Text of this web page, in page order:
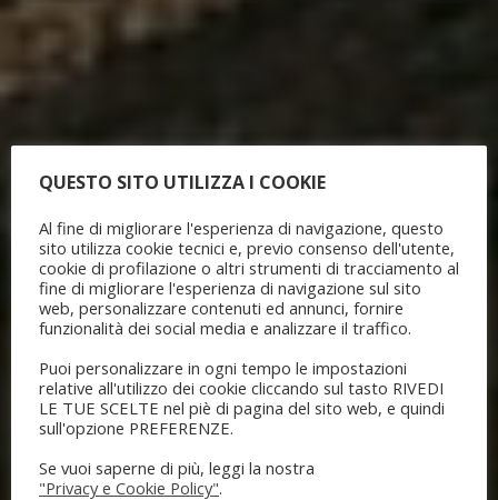
QUESTO SITO UTILIZZA I COOKIE
Al fine di migliorare l'esperienza di navigazione, questo
sito utilizza cookie tecnici e, previo consenso dell'utente,
cookie di profilazione o altri strumenti di tracciamento al
fine di migliorare l'esperienza di navigazione sul sito
web, personalizzare contenuti ed annunci, fornire
funzionalità dei social media e analizzare il traffico.
Puoi personalizzare in ogni tempo le impostazioni
relative all'utilizzo dei cookie cliccando sul tasto RIVEDI
LE TUE SCELTE nel piè di pagina del sito web, e quindi
sull'opzione PREFERENZE.
Se vuoi saperne di più, leggi la nostra
"Privacy e Cookie Policy".